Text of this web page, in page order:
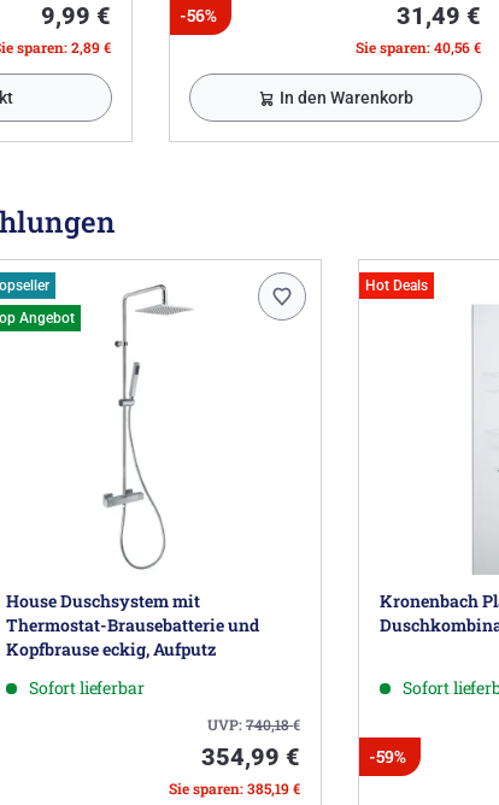
9,99 €
sparen: 2,89 €
-56% 31,49 €
Sie sparen: 40,56 €
In den Warenkorb
Angebot
House Duschsystem mit
Thermostat-Brausebatterie und
Kopfbrause eckig, Aufputz
Sofort lieferbar
UVP:740,18€
354,99 €
Sie sparen: 385,19 €
Hot Deals
Kronenbach
Sofort
-59%